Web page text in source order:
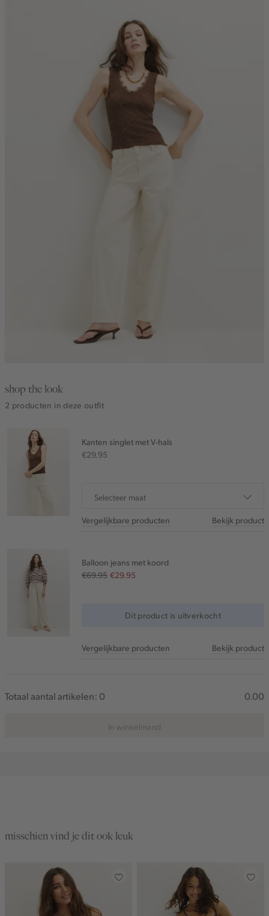
shop the look
2 producten in deze outfit
Kanten singlet met V-hals
€29.95
Selecteer maat
Vergelijkbare producten Bekijk product
Balloon jeans met koord
€69.95 €29.95
Dit product is uitverkocht
Vergelijkbare producten Bekijk product
Totaal aantal artikelen: 0 0.00
In winkelmand
misschien vind je dit ook leuk